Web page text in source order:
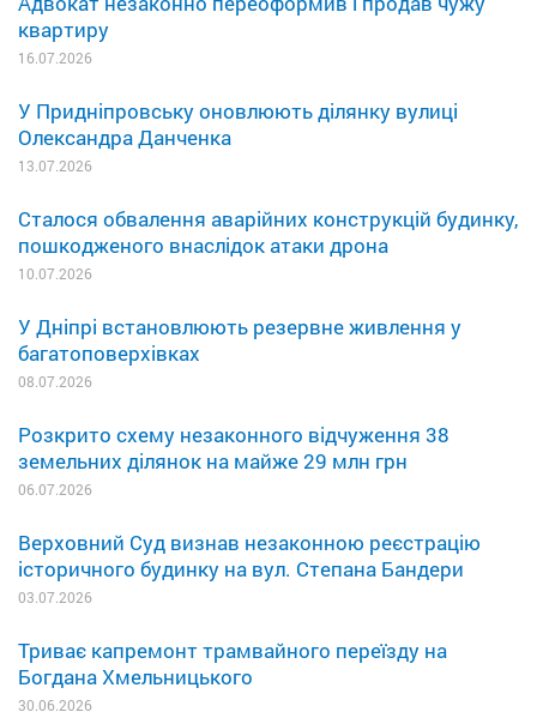
квартиру
16.07.2026
У Придніпровську оновлюють ділянку вулиці
Олександра Данченка
13.07.2026
Сталося обвалення аварійних конструкцій будинку,
пошкодженого внаслідок атаки дрона
10.07.2026
У Дніпрі встановлюють резервне живлення у
багатоповерхівках
08.07.2026
Розкрито схему незаконного відчуження 38
земельних ділянок на майже 29 млн грн
06.07.2026
Верховний Суд визнав незаконною реєстрацію
історичного будинку на вул. Степана Бандери
03.07.2026
Триває капремонт трамвайного переїзду на
Богдана Хмельницького
30.06.2026